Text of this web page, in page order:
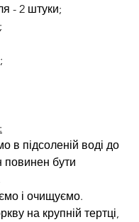
- 2 штуки;
в підсоленій воді до
повинен бути
і очищуємо.
на крупній тертці,